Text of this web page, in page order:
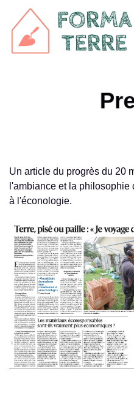
Un article du progrès du 20
l'ambiance et la
à l'éconologie.